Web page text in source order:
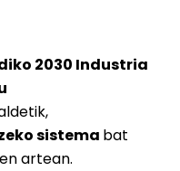
2030 Industria
sistema bat
artean.